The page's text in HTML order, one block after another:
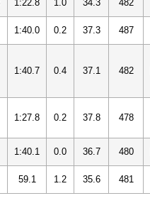
1:22.8 1.0 34.3 482
1:40.0 0.2 37.3 487
1:40.7 0.4 37.1 482
1:27.8 0.2 37.8 478
1:40.1 0.0 36.7 480
59.1 1.2 35.6 481